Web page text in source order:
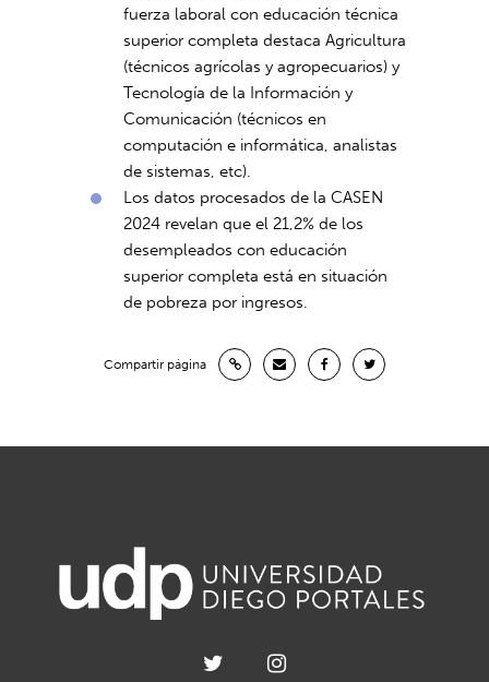
fuerza laboral con educación técnica
superior completa destaca Agricultura
(técnicos agrícolas y agropecuarios) y
Tecnología de la Información y
Comunicación (técnicos en
computación e informática, analistas
de sistemas, etc).
Los datos procesados de la CASEN
2024 revelan que el 21,2% de los
desempleados con educación
superior completa está en situación
de pobreza por ingresos.
Compartir página